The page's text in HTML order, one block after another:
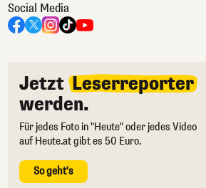
Social Media
Jetzt Leserreporter
werden.
Für jedes Foto in "Heute" oder jedes Video
auf Heute.at gibt es 50 Euro.
So geht's